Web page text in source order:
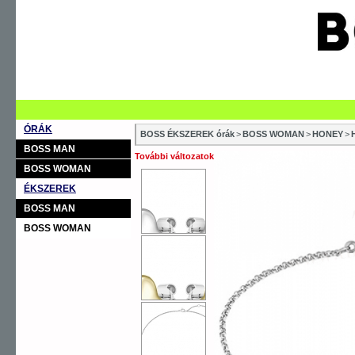
ÓRÁK
BOSS MAN
BOSS WOMAN
ÉKSZEREK
BOSS MAN
BOSS WOMAN
BOSS ÉKSZEREK órák>BOSS WOMAN>HONEY>
További változatok